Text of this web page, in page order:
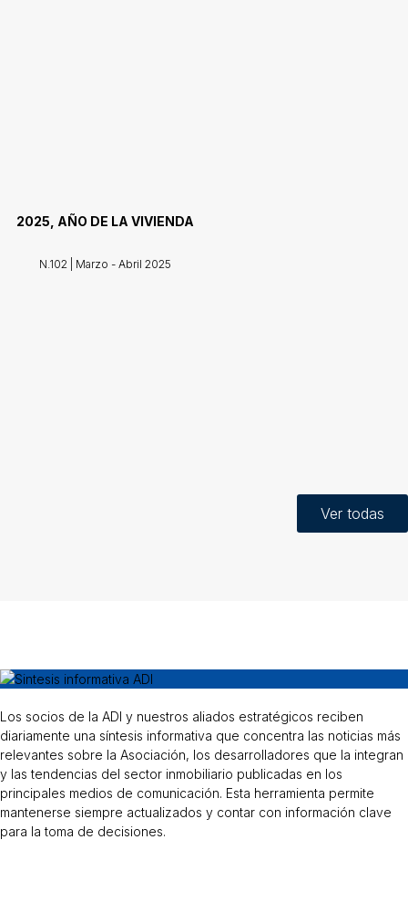
2025, AÑO DE LA VIVIENDA
N.102 | Marzo - Abril 2025
Ver todas
Los socios de la ADI y nuestros aliados estratégicos reciben
diariamente una síntesis informativa que concentra las noticias más
relevantes sobre la Asociación, los desarrolladores que la integran
y las tendencias del sector inmobiliario publicadas en los
principales medios de comunicación. Esta herramienta permite
mantenerse siempre actualizados y contar con información clave
para la toma de decisiones.